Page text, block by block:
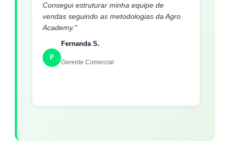
Consegui estruturar minha equipe de
vendas seguindo as metodologias da Agro
Academy."
F
Fernanda S.
Gerente Comercial